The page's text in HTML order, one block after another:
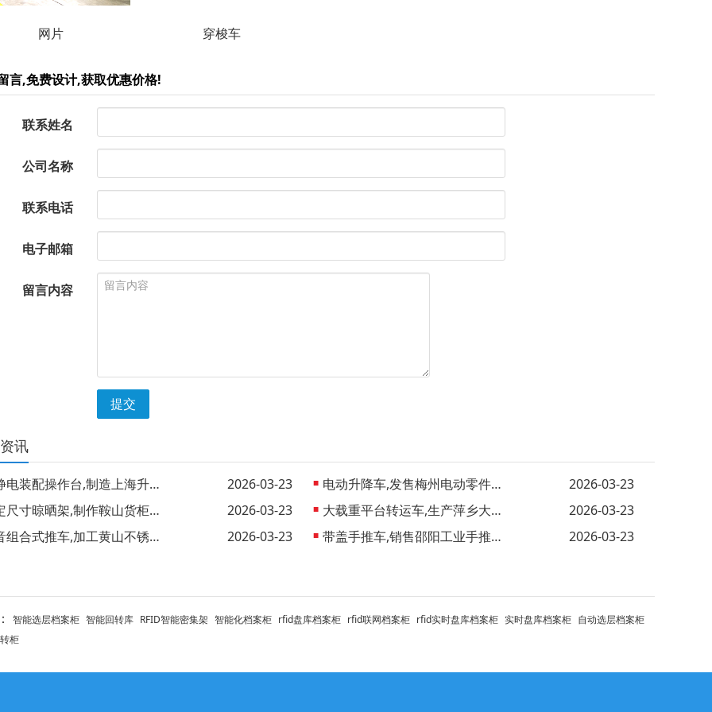
网片 穿梭车
言,免费设计,获取优惠价格!
联系姓名
公司名称
联系电话
电子邮箱
留言内容
提交
讯
防静电装配操作台,制造上海升降工作桌 批 2026-03-23 电动升降车,发售梅州电动零件推车 销售西
2026-03-23
固定尺寸晾晒架,制作鞍山货柜晾晒架 外销
2026-03-23 大载重平台转运车,生产萍乡大平台工业车
2026-03-23
静音组合式推车,加工黄山不锈钢手推车 出
2026-03-23 带盖手推车,销售邵阳工业手推车 制造沂州 2026-03-23
智能选层档案柜 智能回转库 RFID智能密集架 智能化档案柜 rfid盘库档案柜 rfid联网档案柜 rfid实时盘库档案柜 实时盘库档案柜 自动选层档案柜
柜